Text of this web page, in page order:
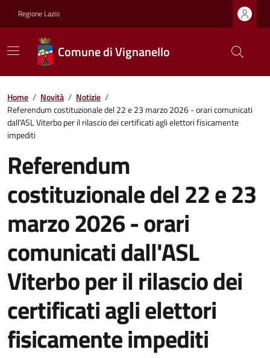
Regione Lazio
Comune di Vignanello
Home / Novità / Notizie /
Referendum costituzionale del 22 e 23 marzo 2026 - orari comunicati
dall'ASL Viterbo per il rilascio dei certificati agli elettori fisicamente
impediti
Referendum
costituzionale del 22 e 23
marzo 2026 - orari
comunicati dall'ASL
Viterbo per il rilascio dei
certificati agli elettori
fisicamente impediti